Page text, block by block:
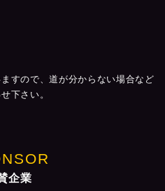
すので、道が分からない場合など
下さい。
企業